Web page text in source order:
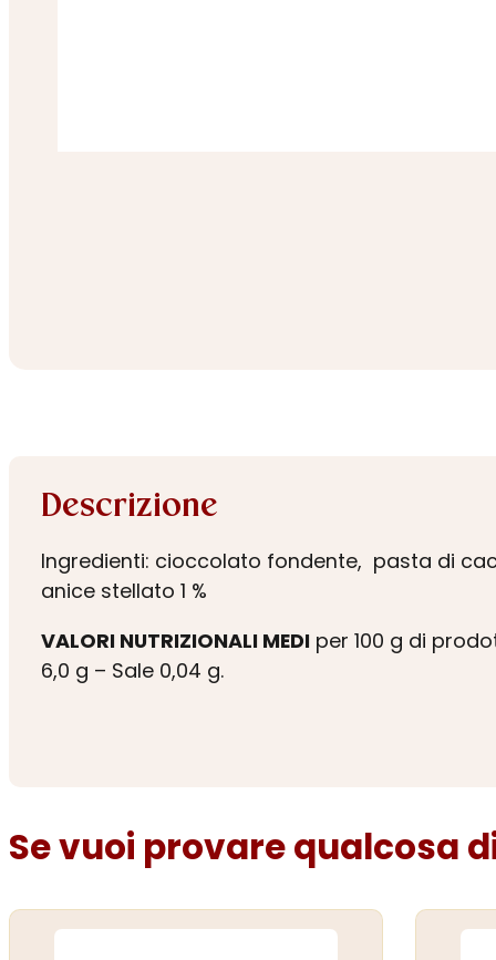
Descrizione
Ingredienti: cioccolato fondente, pasta di
anice stellato 1 %
VALORI NUTRIZIONALI MEDI per 100 g di
6,0 g – Sale 0,04 g.
Se vuoi provare qualcosa